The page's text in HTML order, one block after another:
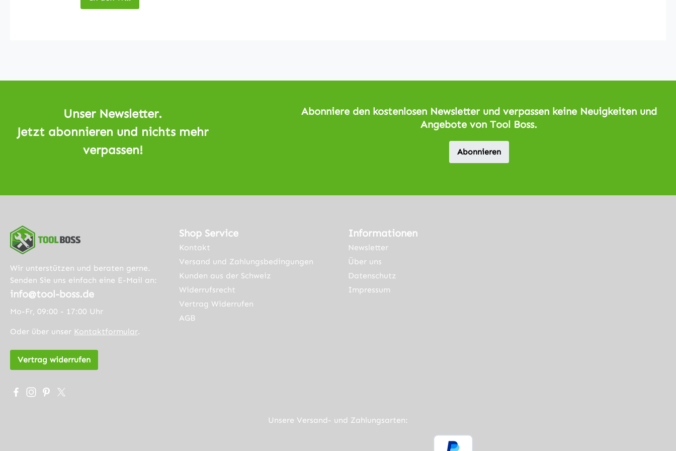
Rundlaufgenau
bitte der
Unser Newsletter.
Jetzt abonnieren und nichts mehr
verpassen!
Abonniere den kostenlosen Newsletter und verpassen keine Neuigkeiten und
Angebote von Tool Boss.
Abonnieren
Wir unterstützen und beraten gerne.
Senden Sie uns einfach eine E-Mail an:
info@tool-boss.de
Mo-Fr, 09:00 - 17:00 Uhr
Oder über unser Kontaktformular.
Vertrag widerrufen
Besuche uns auf Facebook – öffnet in neuem Tab (externer Link)
Schau auf Instagram vorbei – öffnet in neuem Tab (externer Link)
Lass dich auf Pinterest inspirieren – öffnet in neuem Tab (externer Link)
Folge uns auf X – öffnet in neuem Tab (externer Link)
Shop Service
Kontakt
Versand und Zahlungsbedingungen
Kunden aus der Schweiz
Widerrufsrecht
Vertrag Widerrufen
AGB
Informationen
Newsletter
Über uns
Datenschutz
Impressum
Unsere Versand- und Zahlungsarten: